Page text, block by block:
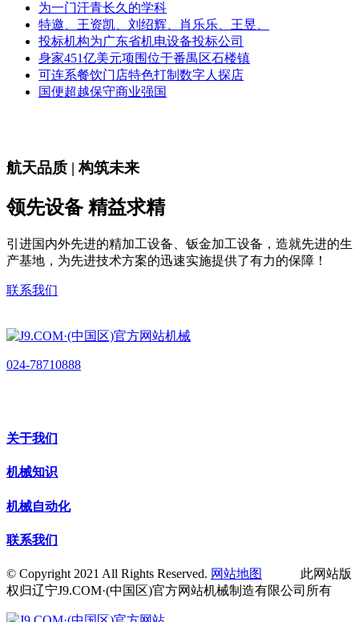
为一门汗青长久的学科
特邀、王资凯、刘绍辉、肖乐乐、王昱、
投标机构为广东省机电设备投标公司
身家451亿美元项围位于番禺区石楼镇
可连系餐饮门店特色打制数字人探店
国便超越保守商业强国
航天品质 | 构筑未来
领先设备 精益求精
引进国内外先进的精加工设备、钣金加工设备，造就先进的生
产基地，为先进技术方案的迅速实施提供了有力的保障！
联系我们
024-78710888
关于我们
机械知识
机械自动化
联系我们
© Copyright 2021 All Rights Reserved. 网站地图
此网站版
权归辽宁J9.COM·(中国区)官方网站机械制造有限公司所有